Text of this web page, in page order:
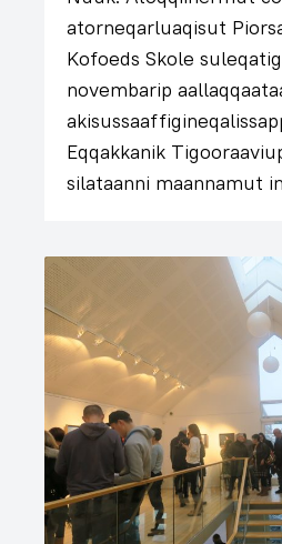
atorneqarluaqisut
Kofoeds Skole
novembarip
Eqqakkanik
silataanni maannamut